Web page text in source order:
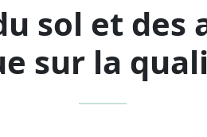
sol et des
sur la